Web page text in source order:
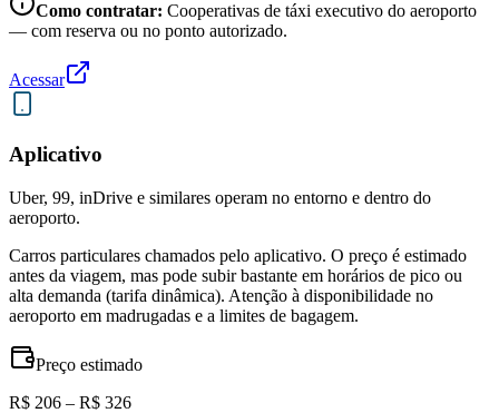
Como contratar: Cooperativas de táxi executivo do aeroporto
— com reserva ou no ponto autorizado.
Acessar
Aplicativo
Uber, 99, inDrive e similares operam no entorno e dentro do
aeroporto.
Carros particulares chamados pelo aplicativo. O preço é estimado
antes da viagem, mas pode subir bastante em horários de pico ou
alta demanda (tarifa dinâmica). Atenção à disponibilidade no
aeroporto em madrugadas e a limites de bagagem.
Preço estimado
R$ 206 – R$ 326